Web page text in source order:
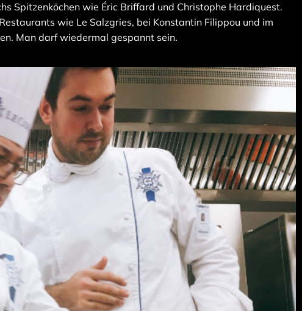
Spitzenköchen wie Éric Briffard und Christophe Hardiquest.
wie Le Salzgries, bei Konstantin Filippou und im
Man darf wiedermal gespannt sein.